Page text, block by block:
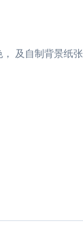
及自制背景纸张